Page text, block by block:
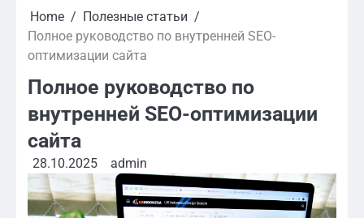
Home
Полезные статьи
Полное руководство по внутренней SEO-
оптимизации сайта
Полное руководство по
внутренней SEO-оптимизации
сайта
28.10.2025 admin